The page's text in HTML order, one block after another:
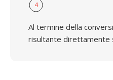
4
Al termine della
risultante direttamente